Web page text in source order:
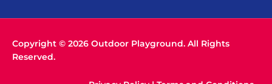
Copyright © 2026 Outdoor Playground. All Rights
Reserved.